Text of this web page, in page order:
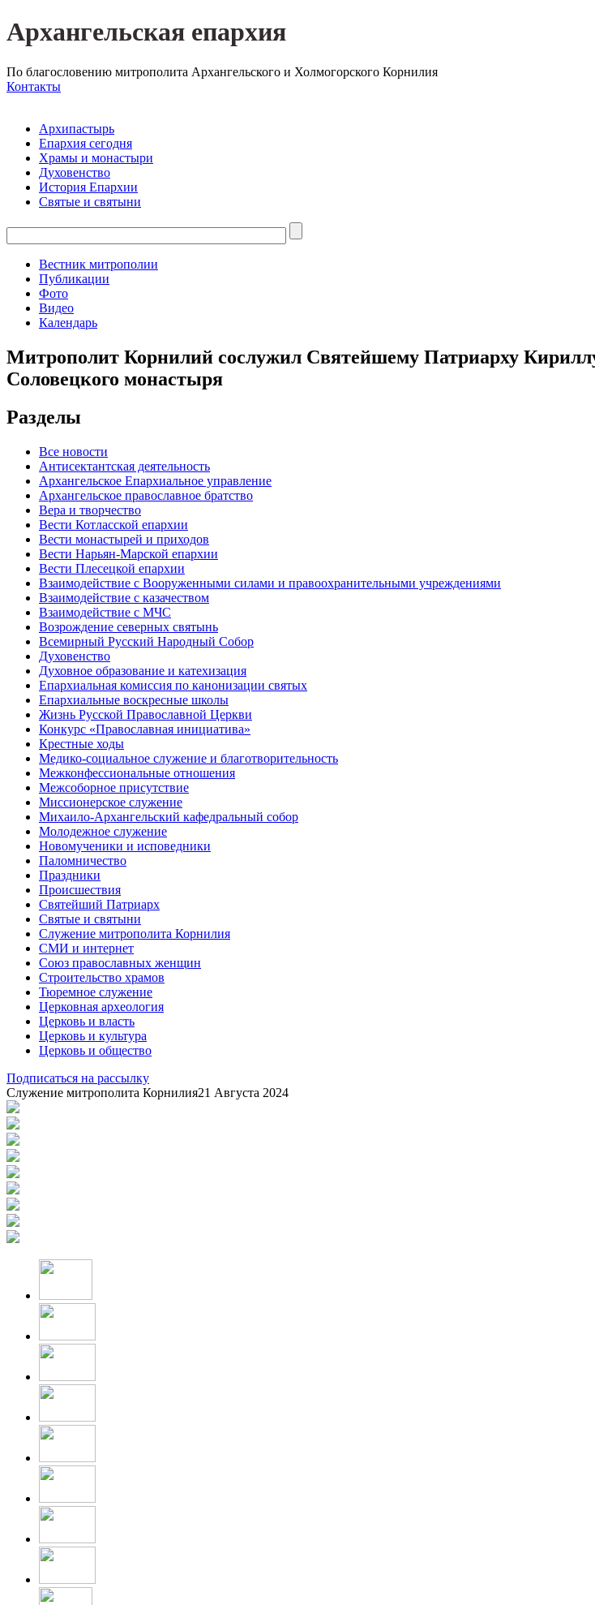
Архангельская епархия
По благословению митрополита Архангельского и Холмогорского Корнилия
Контакты
Архипастырь
Епархия сегодня
Храмы и монастыри
Духовенство
История Епархии
Святые и святыни
Вестник митрополии
Публикации
Фото
Видео
Календарь
Митрополит Корнилий сослужил Святейшему Патриарху
Соловецкого монастыря
Разделы
Все новости
Антисектантская деятельность
Архангельское Епархиальное управление
Архангельское православное братство
Вера и творчество
Вести Котласской епархии
Вести монастырей и приходов
Вести Нарьян-Марской епархии
Вести Плесецкой епархии
Взаимодействие с Вооруженными силами и правоохранительными учреждениями
Взаимодействие с казачеством
Взаимодействие с МЧС
Возрождение северных святынь
Всемирный Русский Народный Собор
Духовенство
Духовное образование и катехизация
Епархиальная комиссия по канонизации святых
Епархиальные воскресные школы
Жизнь Русской Православной Церкви
Конкурс «Православная инициатива»
Крестные ходы
Медико-социальное служение и благотворительность
Межконфессиональные отношения
Межсоборное присутствие
Миссионерское служение
Михаило-Архангельский кафедральный собор
Молодежное служение
Новомученики и исповедники
Паломничество
Праздники
Происшествия
Святейший Патриарх
Святые и святыни
Служение митрополита Корнилия
СМИ и интернет
Союз православных женщин
Строительство храмов
Тюремное служение
Церковная археология
Церковь и власть
Церковь и культура
Церковь и общество
Подписаться на рассылку
Служение митрополита Корнилия21 Августа 2024